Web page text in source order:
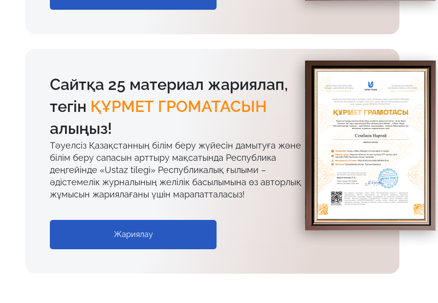
Сайтқа 25 материал жариялап,
тегін ҚҰРМЕТ ГРОМАТАСЫН
алыңыз!
Тәуелсіз Қазақстанның білім беру жүйесін дамытуға және
білім беру сапасын арттыру мақсатында Республика
деңгейінде «Ustaz tilegi» Республикалық ғылыми –
әдістемелік журналының желілік басылымына өз авторлық
жұмысын жариялағаны үшін марапатталасыз!
Жариялау